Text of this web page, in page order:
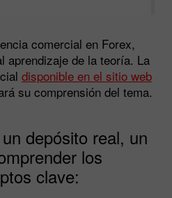
comercial en Forex,
aprendizaje de la teoría. La
disponible en el sitio web
su comprensión del tema.
depósito real, un
los
clave: